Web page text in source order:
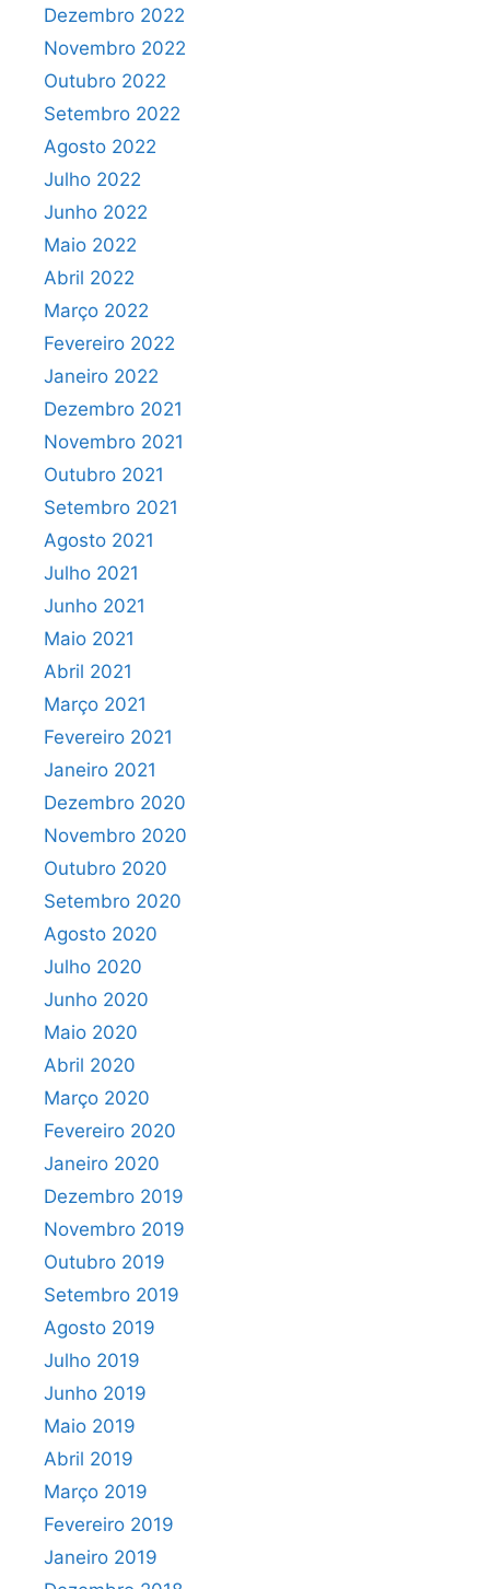
Dezembro 2022
Novembro 2022
Outubro 2022
Setembro 2022
Agosto 2022
Julho 2022
Junho 2022
Maio 2022
Abril 2022
Março 2022
Fevereiro 2022
Janeiro 2022
Dezembro 2021
Novembro 2021
Outubro 2021
Setembro 2021
Agosto 2021
Julho 2021
Junho 2021
Maio 2021
Abril 2021
Março 2021
Fevereiro 2021
Janeiro 2021
Dezembro 2020
Novembro 2020
Outubro 2020
Setembro 2020
Agosto 2020
Julho 2020
Junho 2020
Maio 2020
Abril 2020
Março 2020
Fevereiro 2020
Janeiro 2020
Dezembro 2019
Novembro 2019
Outubro 2019
Setembro 2019
Agosto 2019
Julho 2019
Junho 2019
Maio 2019
Abril 2019
Março 2019
Fevereiro 2019
Janeiro 2019